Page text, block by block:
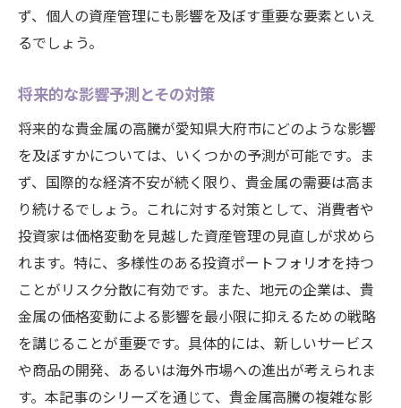
ず、個人の資産管理にも影響を及ぼす重要な要素といえ
るでしょう。
将来的な影響予測とその対策
将来的な貴金属の高騰が愛知県大府市にどのような影響
を及ぼすかについては、いくつかの予測が可能です。ま
ず、国際的な経済不安が続く限り、貴金属の需要は高ま
り続けるでしょう。これに対する対策として、消費者や
投資家は価格変動を見越した資産管理の見直しが求めら
れます。特に、多様性のある投資ポートフォリオを持つ
ことがリスク分散に有効です。また、地元の企業は、貴
金属の価格変動による影響を最小限に抑えるための戦略
を講じることが重要です。具体的には、新しいサービス
や商品の開発、あるいは海外市場への進出が考えられま
す。本記事のシリーズを通じて、貴金属高騰の複雑な影